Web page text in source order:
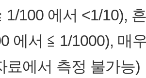
1/100 에서 <1/10),
에서 ≦ 1/1000), 매
료에서 측정 불가능)